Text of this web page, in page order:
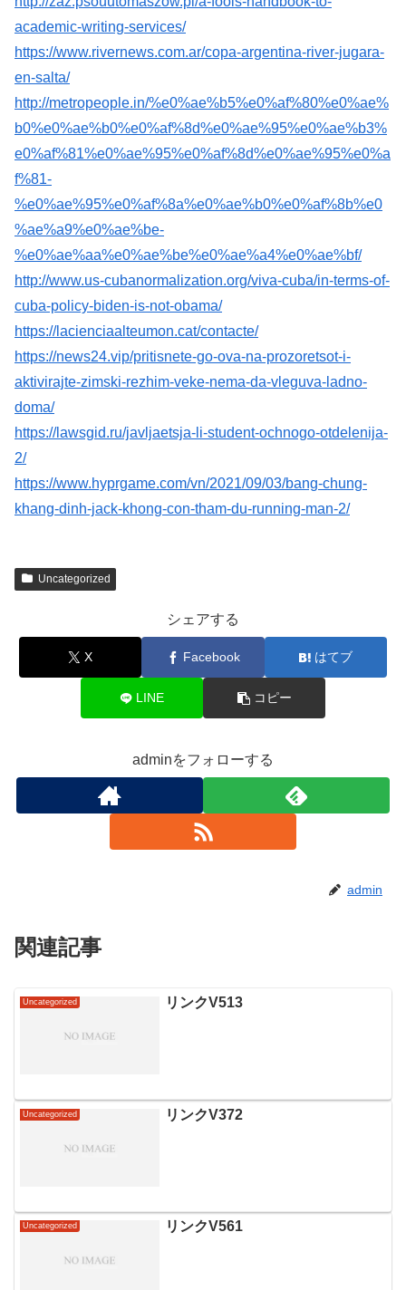
academic-writing-services/
https://www.rivernews.com.ar/copa-argentina-river-jugara-
en-salta/
http://metropeople.in/%e0%ae%b5%e0%af%80%e0%ae%
b0%e0%ae%b0%e0%af%8d%e0%ae%95%e0%ae%b3%
e0%af%81%e0%ae%95%e0%af%8d%e0%ae%95%e0%a
f%81-
%e0%ae%95%e0%af%8a%e0%ae%b0%e0%af%8b%e0
%ae%a9%e0%ae%be-
%e0%ae%aa%e0%ae%be%e0%ae%a4%e0%ae%bf/
http://www.us-cubanormalization.org/viva-cuba/in-terms-of-
cuba-policy-biden-is-not-obama/
https://lacienciaalteumon.cat/contacte/
https://news24.vip/pritisnete-go-ova-na-prozoretsot-i-
aktivirajte-zimski-rezhim-veke-nema-da-vleguva-ladno-
doma/
https://lawsgid.ru/javljaetsja-li-student-ochnogo-otdelenija-
2/
https://www.hyprgame.com/vn/2021/09/03/bang-chung-
khang-dinh-jack-khong-con-tham-du-running-man-2/
Uncategorized
シェアする
X Facebook はてブ
LINE コピー
adminをフォローする
admin
関連記事
Uncategorized リンクV513
Uncategorized リンクV372
Uncategorized リンクV561